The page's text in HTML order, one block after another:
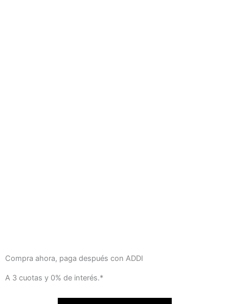
Compra ahora, paga después con ADDI
A 3 cuotas y 0% de interés.*